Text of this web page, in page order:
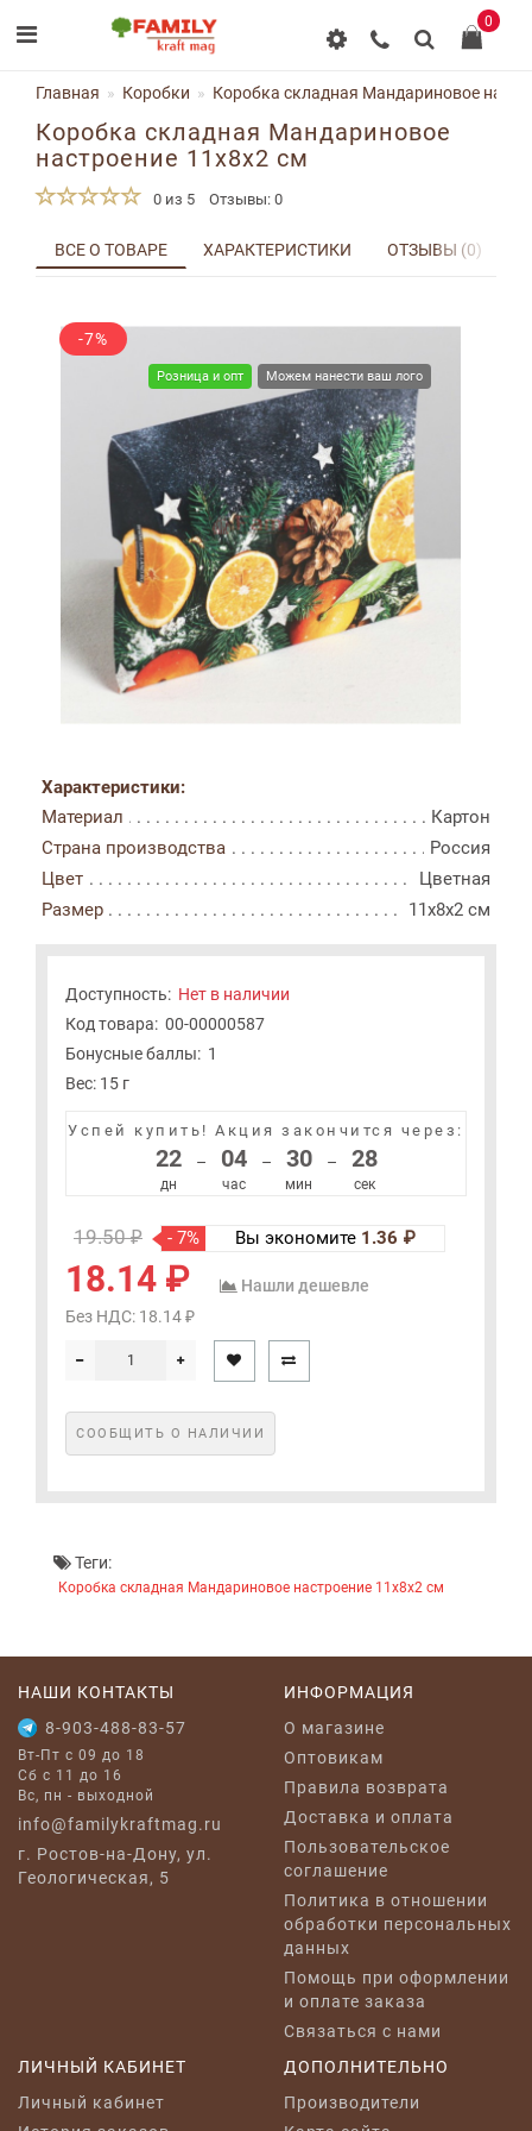
0
Главная Коробки Коробка складная Мандариновое
Коробка складная Мандариновое
настроение 11x8x2 см
0 из 5 Отзывы: 0
ВСЕ О ТОВАРЕ ХАРАКТЕРИСТИКИ ОТЗЫВЫ (0)
Розница и опт Можем нанести ваш лого
-7%
Характеристики:
Материал
Картон
Страна производства
Россия
Цвет
Цветная
Размер
11x8x2 см
Доступность: Нет в наличии
Код товара: 00-00000587
Бонусные баллы: 1
Вес: 15 г
Успей купить!Акция закончится через:
22
дн
– 04
час
– 30
мин
– 28
сек
19.50 ₽ - 7% Вы экономите 1.36 ₽
18.14 ₽
Нашли дешевле
Без НДС: 18.14 ₽
СООБЩИТЬ О НАЛИЧИИ
Теги:
Коробка складная Мандариновое настроение 11x8x2 см
НАШИ КОНТАКТЫ
8-903-488-83-57
Вт-Пт с 09 до 18
Сб с 11 до 16
Вс, пн - выходной
info@familykraftmag.ru
г. Ростов-на-Дону, ул.
Геологическая, 5
ИНФОРМАЦИЯ
O магазине
Оптовикам
Правила возврата
Доставка и оплата
Пользовательское
соглашение
Политика в отношении
обработки персональных
данных
Помощь при оформлении
и оплате заказа
Связаться с нами
ЛИЧНЫЙ КАБИНЕТ
Личный кабинет
ДОПОЛНИТЕЛЬНО
Производители